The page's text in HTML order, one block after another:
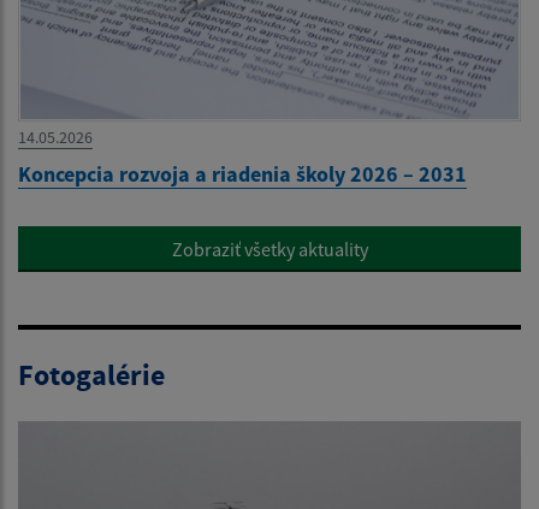
14.05.2026
Koncepcia rozvoja a riadenia školy 2026 – 2031
Zobraziť všetky aktuality
Fotogalérie